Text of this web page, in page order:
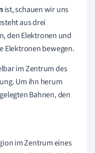
ist, schauen wir uns
aus drei
den Elektronen und
Elektronen bewegen.
im Zentrum des
Um ihn herum
Bahnen, den
im Zentrum eines